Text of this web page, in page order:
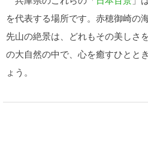
を代表する場所です。赤穂御崎の
先山の絶景は、どれもその美しさ
の大自然の中で、心を癒すひとと
ょう。